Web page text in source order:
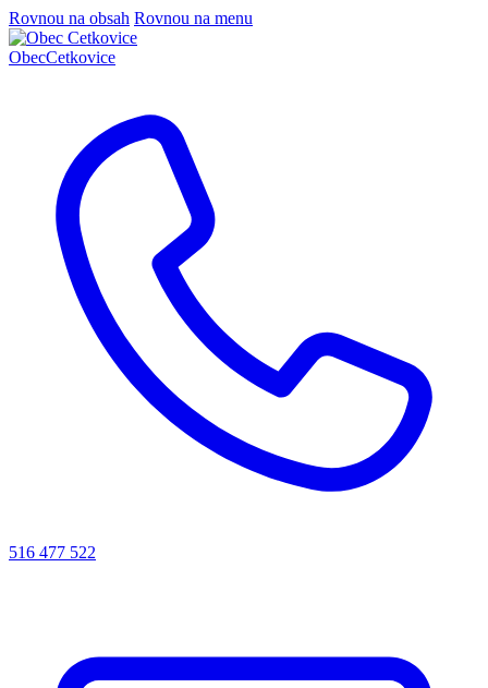
Rovnou na obsah Rovnou na menu
ObecCetkovice
516 477 522